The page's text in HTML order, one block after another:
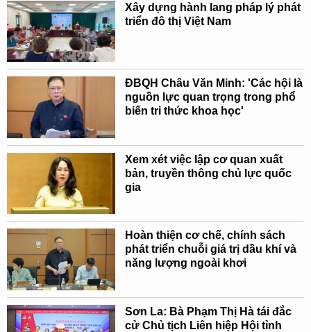
Xây dựng hành lang pháp lý phát
triển đô thị Việt Nam
ĐBQH Châu Văn Minh: 'Các hội là
nguồn lực quan trọng trong phổ
biến tri thức khoa học'
Xem xét việc lập cơ quan xuất
bản, truyền thông chủ lực quốc
gia
Hoàn thiện cơ chế, chính sách
phát triển chuỗi giá trị dầu khí và
năng lượng ngoài khơi
Sơn La: Bà Phạm Thị Hà tái đắc
cử Chủ tịch Liên hiệp Hội tỉnh